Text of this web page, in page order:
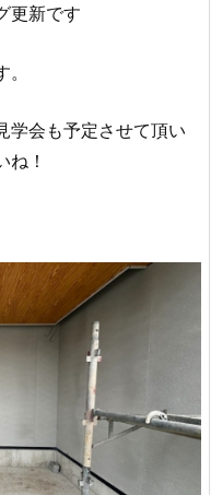
更新です
学会も予定させて頂い
！